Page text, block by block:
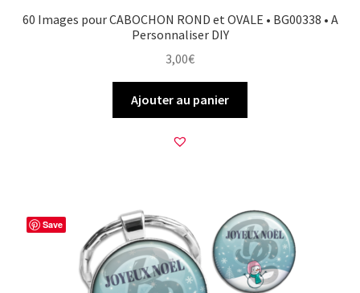
60 Images pour CABOCHON ROND et OVALE • BG00338 • A
Personnaliser DIY
3,00€
Ajouter au panier
Save